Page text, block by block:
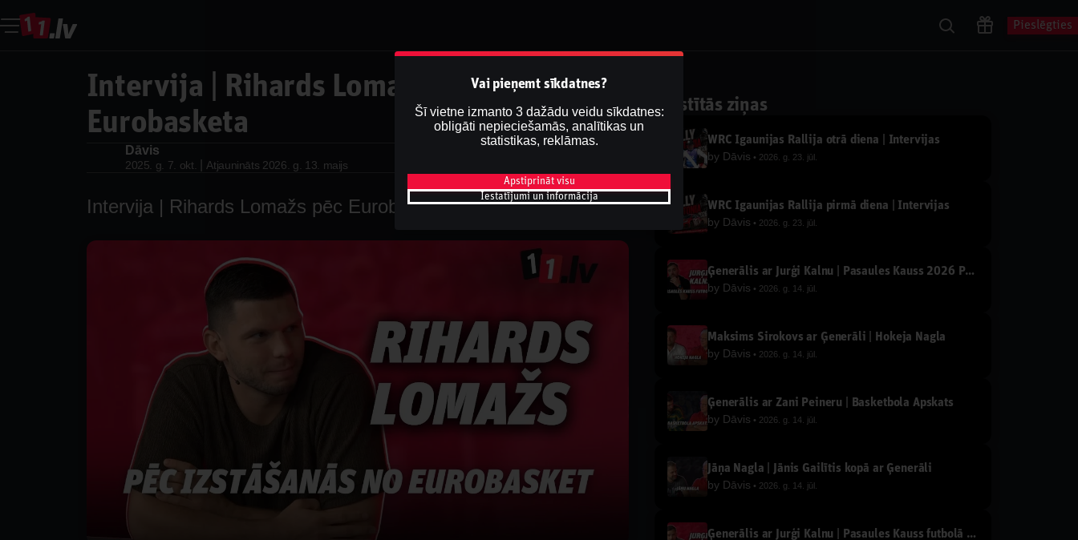
Pieslēgties
Intervija | Rihards Lomažs pēc
Eurobasketa
Dāvis
2025. g. 7. okt. Atjaunināts 2026. g. 13. maijs
Intervija | Rihards Lomažs pēc Eurobasketa
Saistītās ziņas
WRC Igaunijas Rallija otrā diena | Intervijas
by Dāvis 2026. g. 23. jūl.
WRC Igaunijas Rallija pirmā diena | Intervijas
by Dāvis 2026. g. 23. jūl.
Ģenerālis ar Jurģi Kalnu | Pasaules Kauss 2026 Play-off
by Dāvis 2026. g. 14. jūl.
Maksims Širokovs ar Ģenerāli | Hokeja Nagla
by Dāvis 2026. g. 14. jūl.
Ģenerālis ar Žani Peineru | Basketbola Apskats
by Dāvis 2026. g. 14. jūl.
Jāņa Nagla | Jānis Gailītis kopā ar Ģenerāli
by Dāvis 2026. g. 14. jūl.
Ģenerālis ar Jurģi Kalnu | Pasaules Kauss futbolā 2026
Vai pieņemt sīkdatnes?
Šī vietne izmanto 3 dažādu veidu sīkdatnes:
obligāti nepieciešamās, analītikas un
statistikas, reklāmas.
Apstiprināt visu
Iestatījumi un informācija